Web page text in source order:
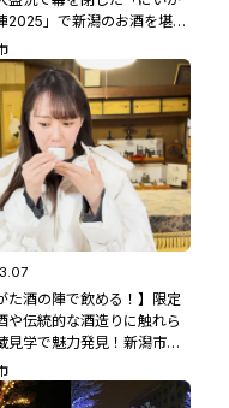
2025」で新潟のお酒を堪
た酒の陣で飲める！】限定
や伝統的な酒造りに触れら
見学で魅力発見！新潟市西
からやま醸造」 #新潟観光